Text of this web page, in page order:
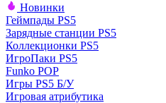
Новинки
Геймпады PS5
Зарядные станции PS5
Коллекционки PS5
ИгроПаки PS5
Funko POP
Игры PS5 Б/У
Игровая атрибутика